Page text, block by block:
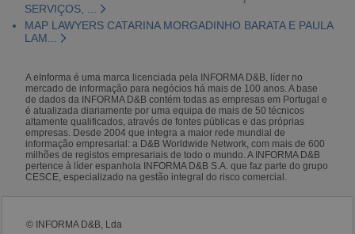
SERVIÇOS, ...
MAP LAWYERS CATARINA MORGADINHO BARATA E PAULA
LAM...
A eInforma é uma marca licenciada pela INFORMA D&B, líder no
mercado de informação para negócios há mais de 100 anos. A base
de dados da INFORMA D&B contém todas as empresas em Portugal e
é atualizada diariamente por uma equipa de mais de 50 técnicos
altamente qualificados, através de fontes públicas e das próprias
empresas. Desde 2004 que integra a maior rede mundial de
informação empresarial: a D&B Worldwide Network, com mais de 600
milhões de registos empresariais de todo o mundo. A INFORMA D&B
pertence à líder espanhola INFORMA D&B S.A. que faz parte do grupo
CESCE, especializado na gestão integral do risco comercial.
© INFORMA D&B, Lda